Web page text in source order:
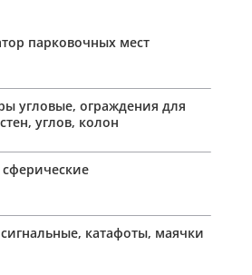
парковочных мест
угловые, ограждения для
углов, колон
катафоты, маячки